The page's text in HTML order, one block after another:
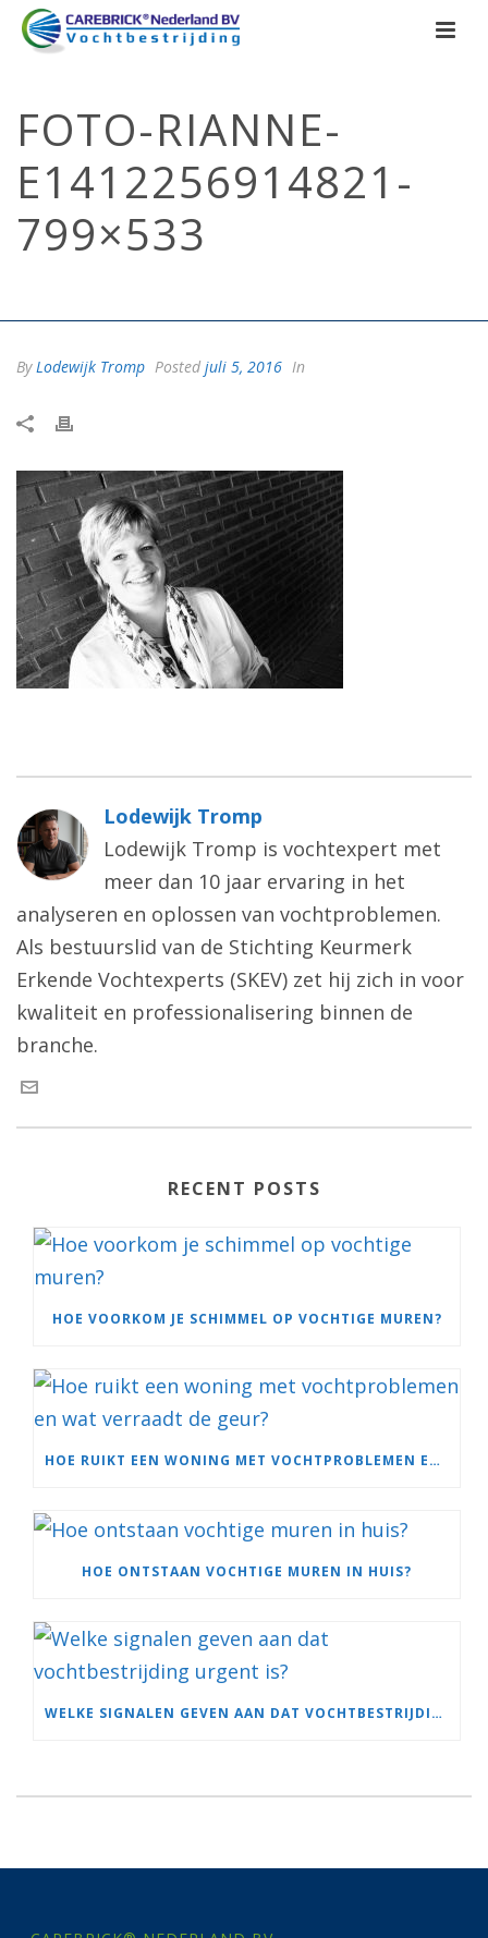
FOTO-RIANNE-
E1412256914821-
799×533
ByLodewijk Tromp Posted juli 5, 2016 In
Lodewijk Tromp
Lodewijk Tromp is vochtexpert met
meer dan 10 jaar ervaring in het
analyseren en oplossen van vochtproblemen.
Als bestuurslid van de Stichting Keurmerk
Erkende Vochtexperts (SKEV) zet hij zich in voor
kwaliteit en professionalisering binnen de
branche.
RECENT POSTS
HOE VOORKOM JE SCHIMMEL OP VOCHTIGE MUREN?
HOE RUIKT EEN WONING MET VOCHTPROBLEMEN EN WAT VERRAADT DE GEUR?
HOE ONTSTAAN VOCHTIGE MUREN IN HUIS?
WELKE SIGNALEN GEVEN AAN DAT VOCHTBESTRIJDING URGENT IS?